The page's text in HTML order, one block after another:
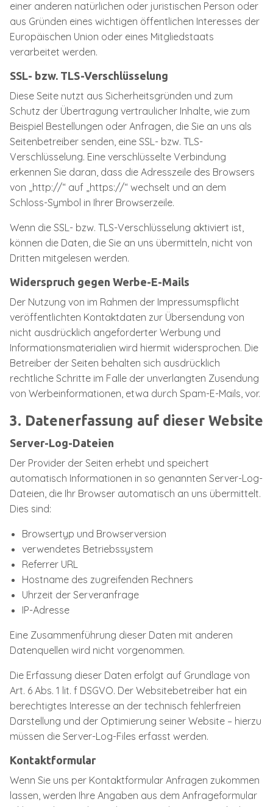
einer anderen natürlichen oder juristischen Person oder
aus Gründen eines wichtigen öffentlichen Interesses der
Europäischen Union oder eines Mitgliedstaats
verarbeitet werden.
SSL- bzw. TLS-Verschlüsselung
Diese Seite nutzt aus Sicherheitsgründen und zum
Schutz der Übertragung vertraulicher Inhalte, wie zum
Beispiel Bestellungen oder Anfragen, die Sie an uns als
Seitenbetreiber senden, eine SSL- bzw. TLS-
Verschlüsselung. Eine verschlüsselte Verbindung
erkennen Sie daran, dass die Adresszeile des Browsers
von „http://“ auf „https://“ wechselt und an dem
Schloss-Symbol in Ihrer Browserzeile.
Wenn die SSL- bzw. TLS-Verschlüsselung aktiviert ist,
können die Daten, die Sie an uns übermitteln, nicht von
Dritten mitgelesen werden.
Widerspruch gegen Werbe-E-Mails
Der Nutzung von im Rahmen der Impressumspflicht
veröffentlichten Kontaktdaten zur Übersendung von
nicht ausdrücklich angeforderter Werbung und
Informationsmaterialien wird hiermit widersprochen. Die
Betreiber der Seiten behalten sich ausdrücklich
rechtliche Schritte im Falle der unverlangten Zusendung
von Werbeinformationen, etwa durch Spam-E-Mails, vor.
3. Datenerfassung auf dieser Website
Server-Log-Dateien
Der Provider der Seiten erhebt und speichert
automatisch Informationen in so genannten Server-Log-
Dateien, die Ihr Browser automatisch an uns übermittelt.
Dies sind:
Browsertyp und Browserversion
verwendetes Betriebssystem
Referrer URL
Hostname des zugreifenden Rechners
Uhrzeit der Serveranfrage
IP-Adresse
Eine Zusammenführung dieser Daten mit anderen
Datenquellen wird nicht vorgenommen.
Die Erfassung dieser Daten erfolgt auf Grundlage von
Art. 6 Abs. 1 lit. f DSGVO. Der Websitebetreiber hat ein
berechtigtes Interesse an der technisch fehlerfreien
Darstellung und der Optimierung seiner Website – hierzu
müssen die Server-Log-Files erfasst werden.
Kontaktformular
Wenn Sie uns per Kontaktformular Anfragen zukommen
lassen, werden Ihre Angaben aus dem Anfrageformular